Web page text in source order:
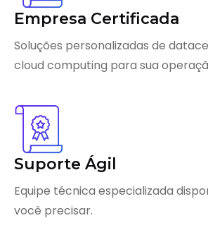
Empresa Certificada
Soluções personalizadas de
cloud computing para sua
Suporte Ágil
Equipe técnica especializada
você precisar.